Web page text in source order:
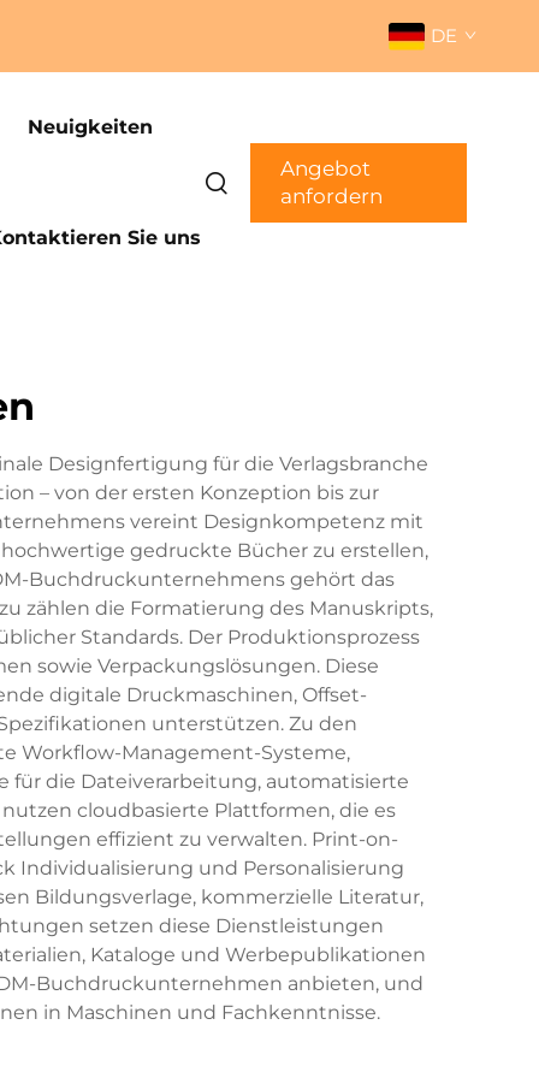
DE
Neuigkeiten
Sie uns
Angebot
anfordern
Designfertigung für die Verlagsbranche
– von der ersten Konzeption bis zur
vereint Designkompetenz mit
gedruckte Bücher zu erstellen,
Buchdruckunternehmens gehört das
zählen die Formatierung des Manuskripts,
Standards. Der Produktionsprozess
sowie Verpackungslösungen. Diese
digitale Druckmaschinen, Offset-
unterstützen. Zu den
Workflow-Management-Systeme,
für die Dateiverarbeitung, automatisierte
cloudbasierte Plattformen, die es
effizient zu verwalten. Print-on-
Individualisierung und Personalisierung
Bildungsverlage, kommerzielle Literatur,
setzen diese Dienstleistungen
Kataloge und Werbepublikationen
Buchdruckunternehmen anbieten, und
in Maschinen und Fachkenntnisse.